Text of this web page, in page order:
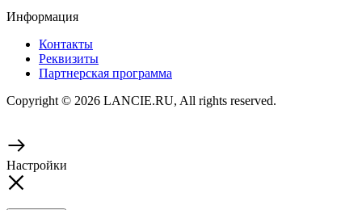
Информация
Контакты
Реквизиты
Партнерская программа
Copyright © 2026 LANCIE.RU, All rights reserved.
Настройки